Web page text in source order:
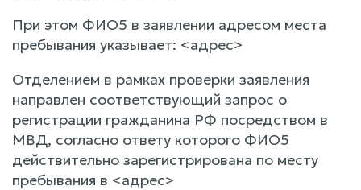
При этом ФИО5 в заявлении адресом места
пребывания указывает: <адрес>
Отделением в рамках проверки заявления
направлен соответствующий запрос о
регистрации гражданина РФ посредством в
МВД, согласно ответу которого ФИО5
действительно зарегистрирована по месту
пребывания в <адрес>